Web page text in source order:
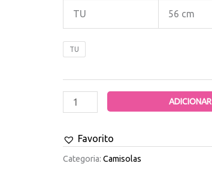
TU 56 cm
TU
ADICIONAR
Favorito
Categoria: Camisolas